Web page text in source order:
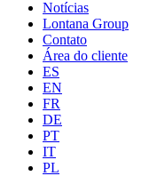
Notícias
Lontana Group
Contato
Área do cliente
ES
EN
FR
DE
PT
IT
PL